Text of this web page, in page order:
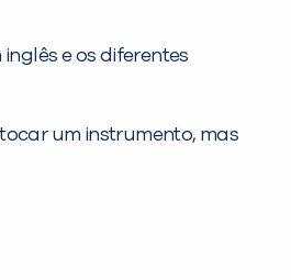
e os diferentes
um instrumento, mas